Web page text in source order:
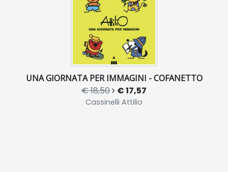
UNA GIORNATA PER IMMAGINI - COFANETTO
€ 18,50 € 17,57
Cassinelli Attilio